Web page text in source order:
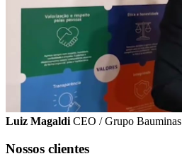
Luiz Magaldi CEO / Grupo Bauminas
Nossos clientes